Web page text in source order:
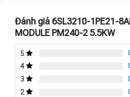
Đánh giá 6SL3210-1PE21-
MODULE PM240-2 5.5KW
5
4
3
2